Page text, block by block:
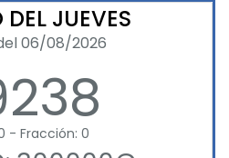
DEL JUEVES
06/08/2026
- Fracción: 0